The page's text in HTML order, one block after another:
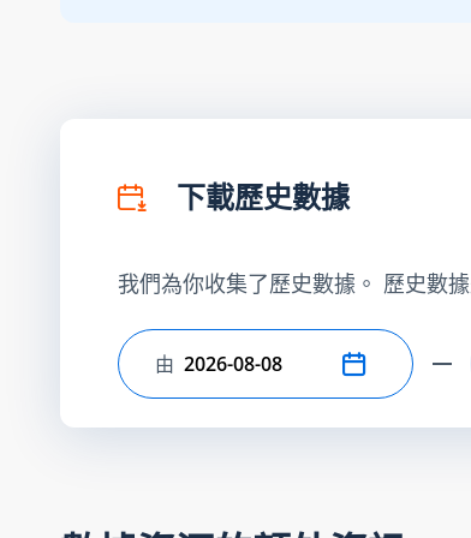
下載歷史數據
我們為你收集了歷史數據。 歷史數
選擇開始日期
由